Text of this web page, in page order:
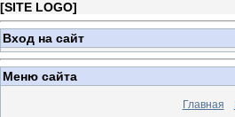
[SITE LOGO]
Вход на сайт
Меню сайта
Главная